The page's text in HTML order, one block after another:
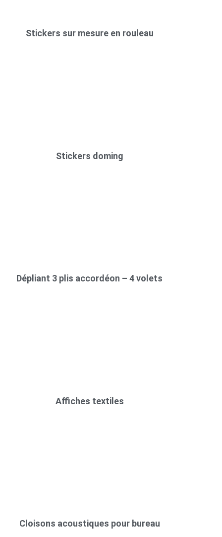
Stickers sur mesure en rouleau
Stickers doming
Dépliant 3 plis accordéon – 4 volets
Affiches textiles
Cloisons acoustiques pour bureau